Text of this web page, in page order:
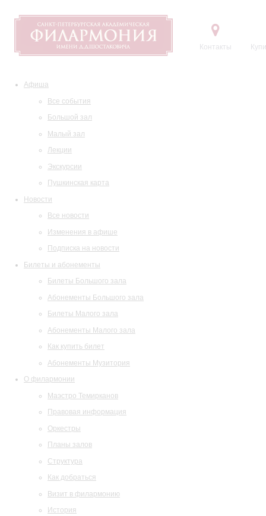
Контакты
Афиша
Все события
Большой зал
Малый зал
Лекции
Экскурсии
Пушкинская карта
Новости
Все новости
Изменения в афише
Подписка на новости
Билеты и абонементы
Билеты Большого зала
Абонементы Большого зала
Билеты Малого зала
Абонементы Малого зала
Как купить билет
Абонементы Музитория
О филармонии
Маэстро Темирканов
Правовая информация
Оркестры
Планы залов
Структура
Как добраться
Визит в филармонию
История